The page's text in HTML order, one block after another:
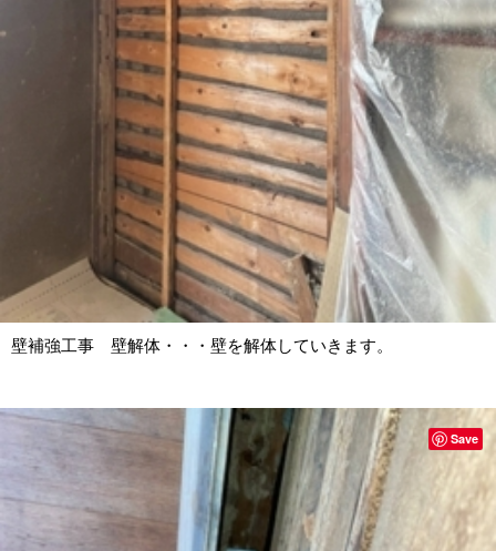
壁補強工事 壁解体・・・壁を解体していきます。
Save